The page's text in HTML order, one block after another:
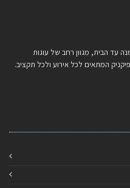
עד הבית, מגוון רחב של עוגות
המתאים לכל אירוע ולכל תקציב.